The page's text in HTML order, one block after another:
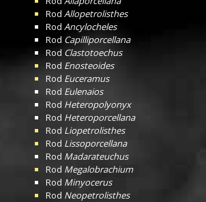
Rod Allopetrolisthes
Rod Ancylocheles
Rod Capilliporcellana
Rod Clastotoechus
Rod Enosteoides
Rod Euceramus
Rod Eulenaios
Rod Heteropolyonyx
Rod Heteroporcellana
Rod Liopetrolisthes
Rod Lissoporcellana
Rod Madarateuchus
Rod Megalobrachium
Rod Minyocerus
Rod Neopetrolisthes